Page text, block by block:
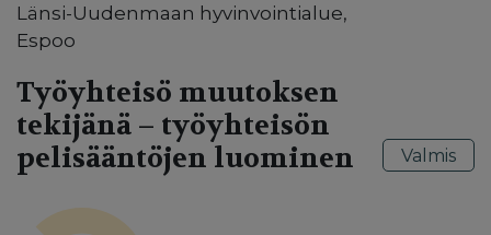
Länsi-Uudenmaan hyvinvointialue,
Espoo
Työyhteisö muutoksen
tekijänä – työyhteisön
pelisääntöjen luominen
Valmis